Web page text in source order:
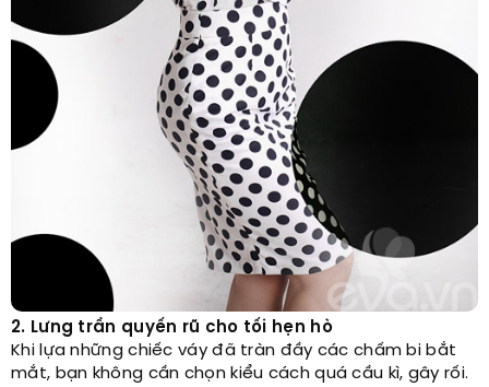
2. Lưng trần quyến rũ cho tối hẹn hò
Khi lựa những chiếc váy đã tràn đầy các chấm bi bắt
mắt, bạn không cần chọn kiểu cách quá cầu kì, gây rối.